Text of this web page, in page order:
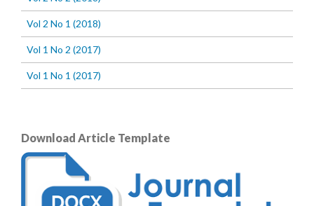
Vol 2 No 1 (2018)
Vol 1 No 2 (2017)
Vol 1 No 1 (2017)
Download Article Template